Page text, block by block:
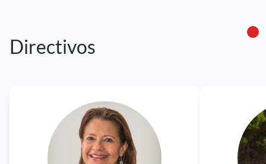
Directivos